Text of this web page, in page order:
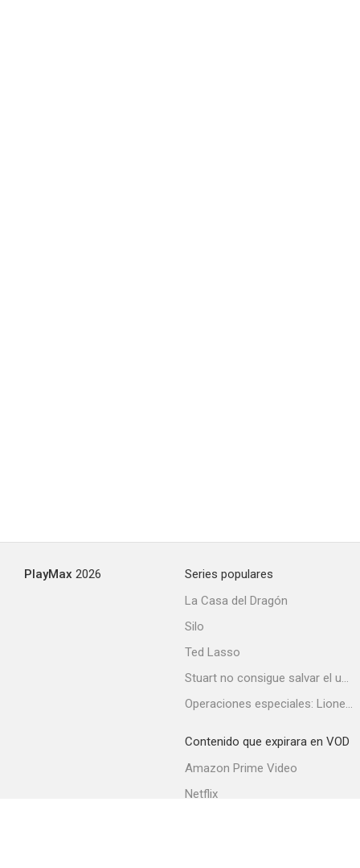
PlayMax 2026
Series populares
La Casa del Dragón
Silo
Ted Lasso
Stuart no consigue salvar el universo
Operaciones especiales: Lioness
Contenido que expirara en VOD
Amazon Prime Video
Netflix